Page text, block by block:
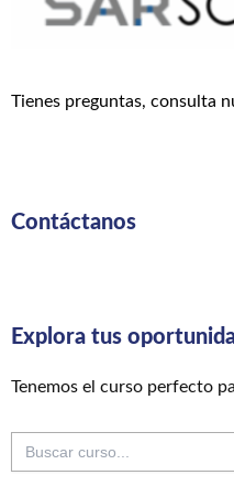
Tienes preguntas, consulta
Contáctanos
Explora tus
Tenemos el curso perfecto
Buscar: